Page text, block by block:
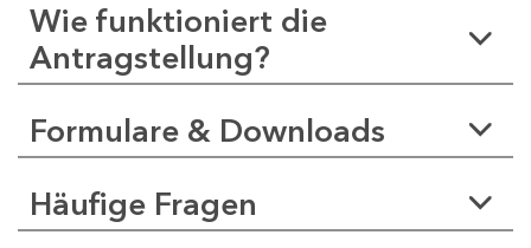
Wie funktioniert die
Antragstellung?
Formulare & Downloads
Häufige Fragen